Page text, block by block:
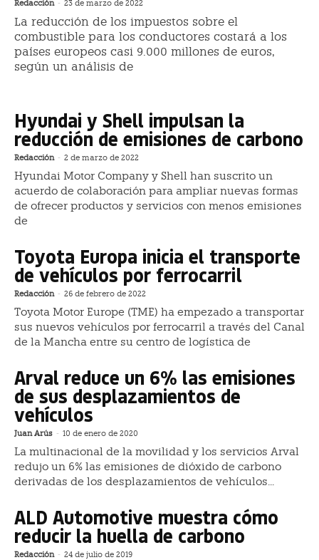
Redacción - 23 de marzo de 2022
La reducción de los impuestos sobre el
combustible para los conductores costará a los
países europeos casi 9.000 millones de euros,
según un análisis de
Hyundai y Shell impulsan la
reducción de emisiones de carbono
Redacción - 2 de marzo de 2022
Hyundai Motor Company y Shell han suscrito un
acuerdo de colaboración para ampliar nuevas formas
de ofrecer productos y servicios con menos emisiones
de
Toyota Europa inicia el transporte
de vehículos por ferrocarril
Redacción - 26 de febrero de 2022
Toyota Motor Europe (TME) ha empezado a transportar
sus nuevos vehículos por ferrocarril a través del Canal
de la Mancha entre su centro de logística de
Arval reduce un 6% las emisiones
de sus desplazamientos de
vehículos
Juan Arús - 10 de enero de 2020
La multinacional de la movilidad y los servicios Arval
redujo un 6% las emisiones de dióxido de carbono
derivadas de los desplazamientos de vehículos...
ALD Automotive muestra cómo
reducir la huella de carbono
Redacción - 24 de julio de 2019